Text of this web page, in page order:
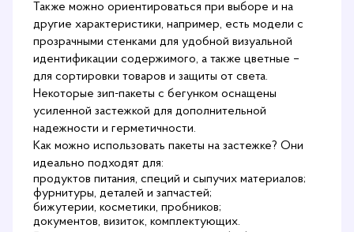
Также можно ориентироваться при выборе и на
другие характеристики, например, есть модели с
прозрачными стенками для удобной визуальной
идентификации содержимого, а также цветные –
для сортировки товаров и защиты от света.
Некоторые зип-пакеты с бегунком оснащены
усиленной застежкой для дополнительной
надежности и герметичности.
Как можно использовать пакеты на застежке? Они
идеально подходят для:
продуктов питания, специй и сыпучих материалов;
фурнитуры, деталей и запчастей;
бижутерии, косметики, пробников;
документов, визиток, комплектующих.